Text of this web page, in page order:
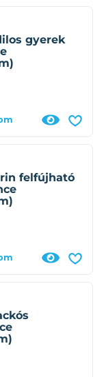
gyerek
felfújható